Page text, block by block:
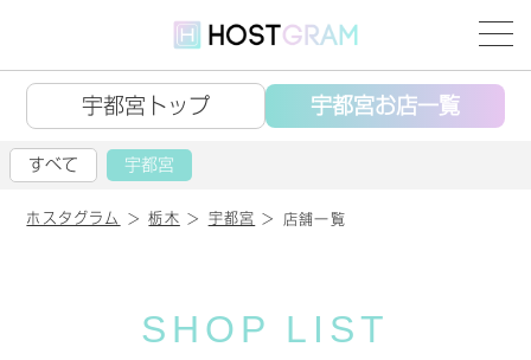
宇都宮トップ 宇都宮お店一覧
すべて 宇都宮
ホスタグラム 栃木 宇都宮 店舗一覧
SHOP LIST